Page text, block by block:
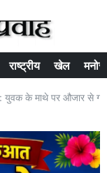
राष्ट्रीय खेल
के माथे पर औजार से